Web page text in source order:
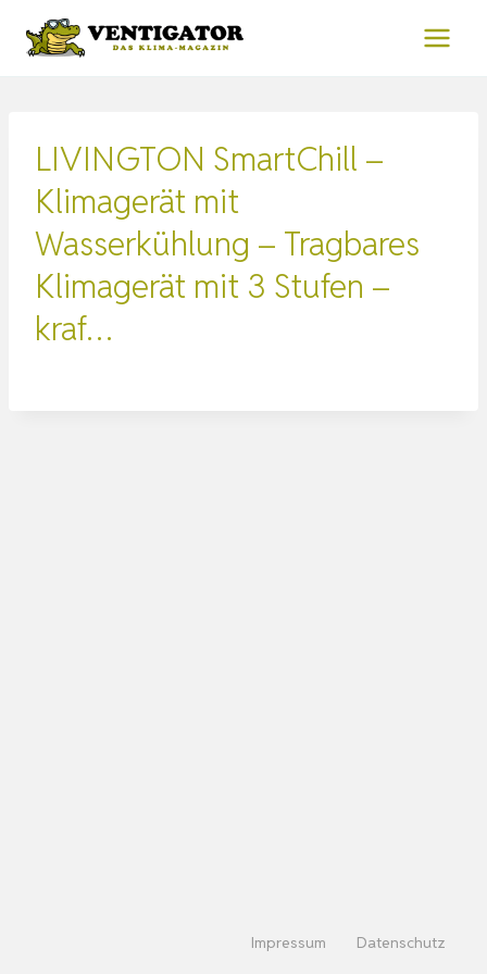
Inhalt
LIVINGTON SmartChill –
Klimagerät mit
Wasserkühlung – Tragbares
Klimagerät mit 3 Stufen –
kraf…
Impressum Datenschutz